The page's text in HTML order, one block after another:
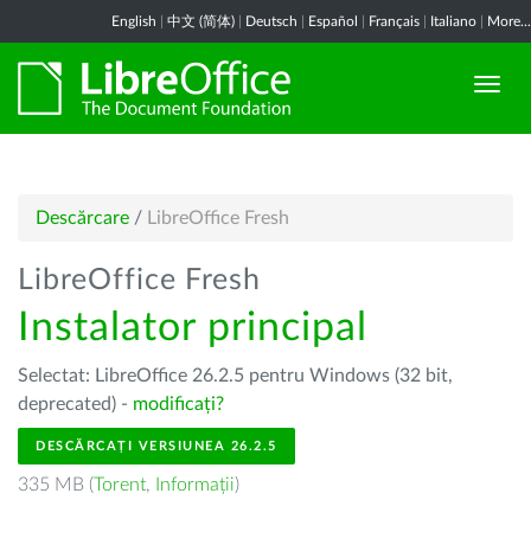
English 中文 (简体) Deutsch Español Français Italiano More...
Descărcare / LibreOffice Fresh
LibreOffice Fresh
Instalator principal
Selectat: LibreOffice 26.2.5 pentru Windows (32 bit,
deprecated) - modificați?
DESCĂRCAȚI VERSIUNEA 26.2.5
335 MB (Torent, Informații)